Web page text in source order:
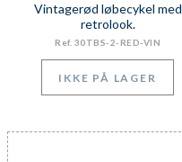
Vintagerød løbecykel med
retrolook.
Ref. 30TBS-2-RED-VIN